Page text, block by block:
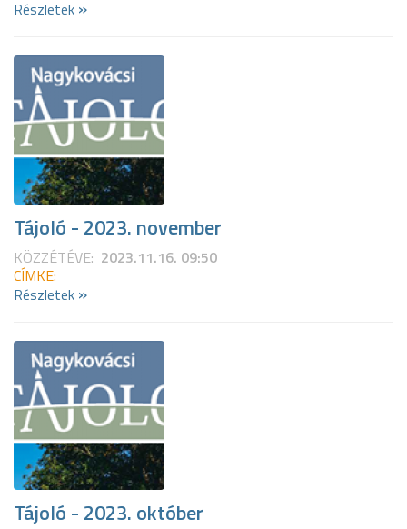
Részletek »
Tájoló - 2023. november
KÖZZÉTÉVE: 2023.11.16. 09:50
CÍMKE:
Részletek »
Tájoló - 2023. október